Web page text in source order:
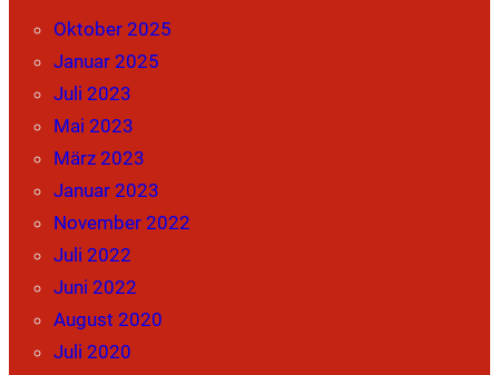
Oktober 2025
Januar 2025
Juli 2023
Mai 2023
März 2023
Januar 2023
November 2022
Juli 2022
Juni 2022
August 2020
Juli 2020